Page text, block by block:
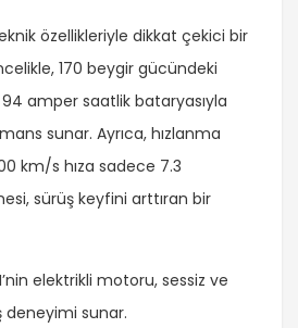
özellikleriyle dikkat çekici bir
170 beygir gücündeki
amper saatlik bataryasıyla
sunar. Ayrıca, hızlanma
km/s hıza sadece 7.3
sürüş keyfini arttıran bir
elektrikli motoru, sessiz ve
deneyimi sunar.